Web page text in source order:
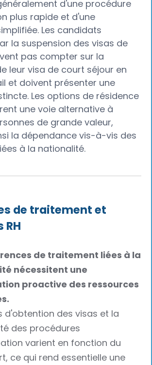
d'une procédure
plus rapide et d'une
Les candidats
la suspension des visas de
pas compter sur la
leur visa de court séjour en
et doivent présenter une
Les options de résidence
une voie alternative à
de grande valeur,
la dépendance vis-à-vis des
à la nationalité.
de traitement et
de traitement liées à la
nécessitent une
proactive des ressources
d'obtention des visas et la
des procédures
varient en fonction du
ce qui rend essentielle une